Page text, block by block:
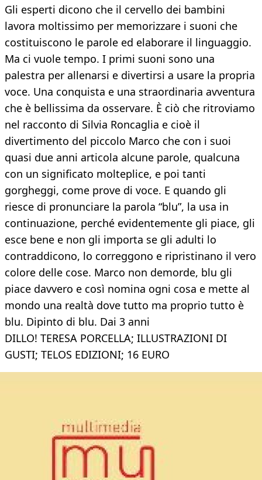
Gli esperti dicono che il cervello dei bambini
lavora moltissimo per memorizzare i suoni che
costituiscono le parole ed elaborare il linguaggio.
Ma ci vuole tempo. I primi suoni sono una
palestra per allenarsi e divertirsi a usare la propria
voce. Una conquista e una straordinaria avventura
che è bellissima da osservare. È ciò che ritroviamo
nel racconto di Silvia Roncaglia e cioè il
divertimento del piccolo Marco che con i suoi
quasi due anni articola alcune parole, qualcuna
con un significato molteplice, e poi tanti
gorgheggi, come prove di voce. E quando gli
riesce di pronunciare la parola “blu”, la usa in
continuazione, perché evidentemente gli piace, gli
esce bene e non gli importa se gli adulti lo
contraddicono, lo correggono e ripristinano il vero
colore delle cose. Marco non demorde, blu gli
piace davvero e così nomina ogni cosa e mette al
mondo una realtà dove tutto ma proprio tutto è
blu. Dipinto di blu. Dai 3 anni
DILLO! TERESA PORCELLA; ILLUSTRAZIONI DI
GUSTI; TELOS EDIZIONI; 16 EURO